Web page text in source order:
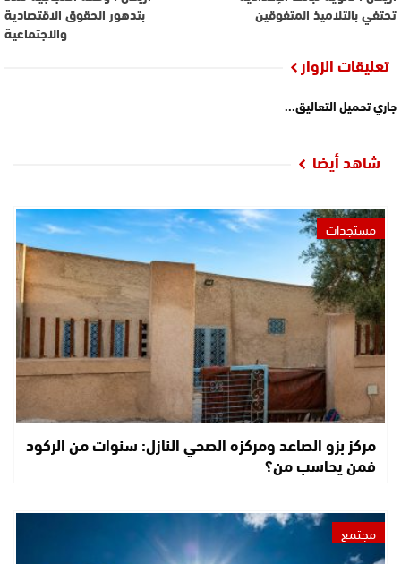
تحتفي بالتلاميذ المتفوقين بتدهور الحقوق الاقتصادية
والاجتماعية
تعليقات الزوار
جاري تحميل التعاليق...
شاهد أيضا
مستجدات
مركز بزو الصاعد ومركزه الصحي النازل: سنوات من الركود
فمن يحاسب من؟
مجتمع